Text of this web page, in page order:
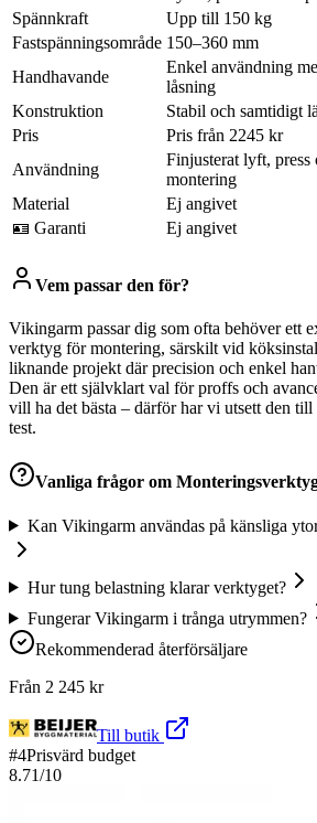
Spännkraft
Upp till 150 kg
Fastspänningsområde 150–360 mm
Handhavande
Enkel användning
låsning
Konstruktion
Stabil och samtidigt
Pris
Pris från 2245 kr
Användning
Finjusterat lyft, press
montering
Material
Ej angivet
🪪 Garanti
Ej angivet
Vem passar den för?
Vikingarm passar dig som ofta behöver ett
verktyg för montering, särskilt vid
liknande projekt där precision och enkel
Den är ett självklart val för proffs och
vill ha det bästa – därför har vi utsett den
test.
Vanliga frågor om
Kan Vikingarm användas på känsliga
Hur tung belastning klarar verktyget?
Fungerar Vikingarm i trånga utrymmen?
Rekommenderad återförsäljare
Från 2 245 kr
Till butik
#4Prisvärd budget
8.71/10